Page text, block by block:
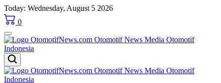
Skip
to
content
Today: Wednesday, August 5 2026
0
OtomotifNews.com